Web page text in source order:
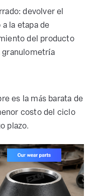
devolver el
la etapa de
del producto
granulometría
es la más barata de
costo del ciclo
plazo.